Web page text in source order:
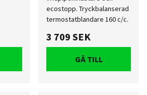
ecostopp. Tryckbalanserad
termostatblandare 160 c/c.
3 709 SEK
GÅ TILL